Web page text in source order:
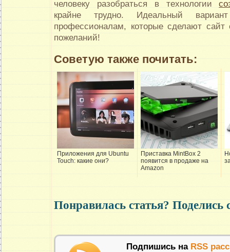
человеку разобраться в технологии
крайне трудно. Идеальный
профессионалам, которые сделают
пожеланий!
Советую также почитать:
Приложения для Ubuntu
Touch: какие они?
Приставка MintBox 2
появится в продаже на
Amazon
Понравилась статья? Поделись
Подпишись наRSS